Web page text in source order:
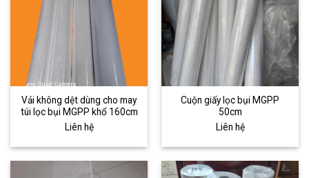
Vải không dệt dùng cho may
túi lọc bụi MGPP khổ 160cm
Liên hệ
Cuộn giấy lọc bụi MGPP
50cm
Liên hệ